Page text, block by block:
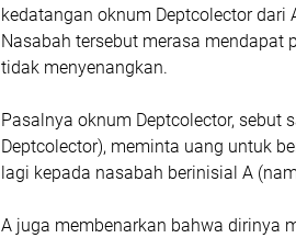
kedatangan oknum Deptcolector
Nasabah tersebut merasa mendapat
tidak menyenangkan.
Pasalnya oknum Deptcolector, sebut
Deptcolector), meminta uang untuk
lagi kepada nasabah berinisial A
A juga membenarkan bahwa dirinya